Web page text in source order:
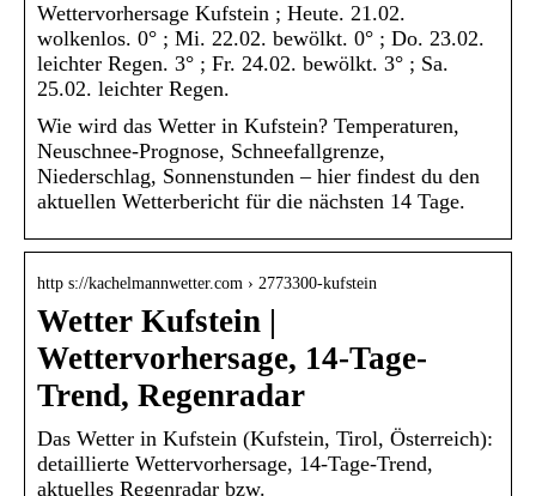
Wettervorhersage Kufstein ; Heute. 21.02.
wolkenlos. 0° ; Mi. 22.02. bewölkt. 0° ; Do. 23.02.
leichter Regen. 3° ; Fr. 24.02. bewölkt. 3° ; Sa.
25.02. leichter Regen.
Wie wird das Wetter in Kufstein? Temperaturen,
Neuschnee-Prognose, Schneefallgrenze,
Niederschlag, Sonnenstunden – hier findest du den
aktuellen Wetterbericht für die nächsten 14 Tage.
http s://kachelmannwetter.com › 2773300-kufstein
Wetter Kufstein |
Wettervorhersage, 14-Tage-
Trend, Regenradar
Das Wetter in Kufstein (Kufstein, Tirol, Österreich):
detaillierte Wettervorhersage, 14-Tage-Trend,
aktuelles Regenradar bzw.